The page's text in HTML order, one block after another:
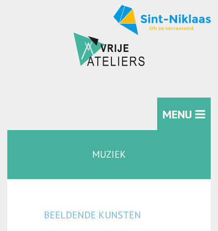
MENU
MUZIEK
BEELDENDE KUNSTEN